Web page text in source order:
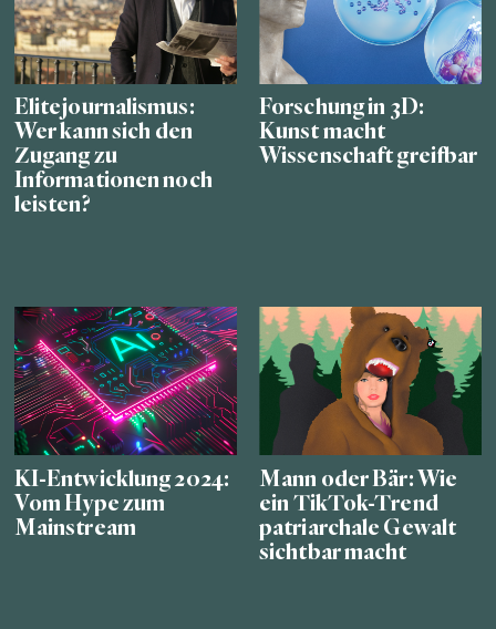
Elitejournalismus:
Wer kann sich den
Zugang zu
Informationen noch
leisten?
Forschung in 3D:
Kunst macht
Wissenschaft greifbar
KI-Entwicklung 2024:
Vom Hype zum
Mainstream
Mann oder Bär: Wie
ein TikTok-Trend
patriarchale Gewalt
sichtbar macht